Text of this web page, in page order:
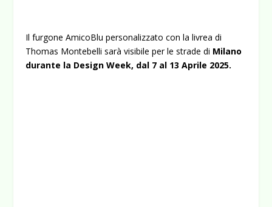
Il furgone AmicoBlu personalizzato con la livrea di
Thomas Montebelli sarà visibile per le strade di Milano
durante la Design Week, dal 7 al 13 Aprile 2025.